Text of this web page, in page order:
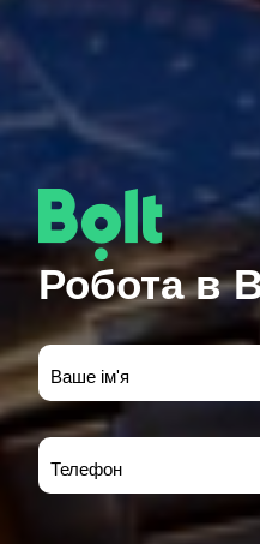
Робота в
Ваше ім'я
Телефон